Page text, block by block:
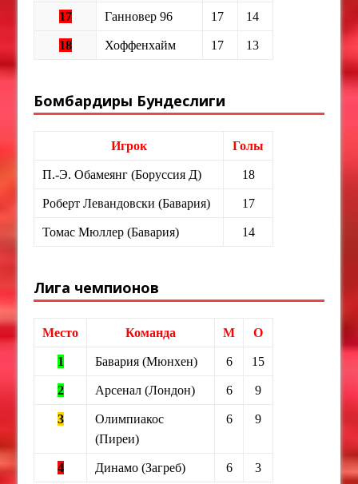
17 Ганновер 96 17 14
18 Хоффенхайм 17 13
Бомбардиры Бундеслиги
Игрок Голы
П.-Э. Обамеянг (Боруссия Д) 18
Роберт Левандовски (Бавария) 17
Томас Мюллер (Бавария) 14
Лига чемпионов
Место Команда М О
1 Бавария (Мюнхен) 6 15
2 Арсенал (Лондон) 6 9
3
Олимпиакос
(Пиреи)
6 9
4 Динамо (Загреб) 6 3